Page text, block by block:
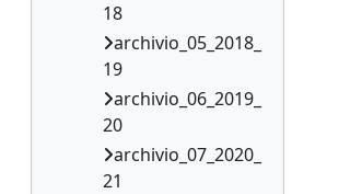
18
archivio_05_2018_
19
archivio_06_2019_
20
archivio_07_2020_
21